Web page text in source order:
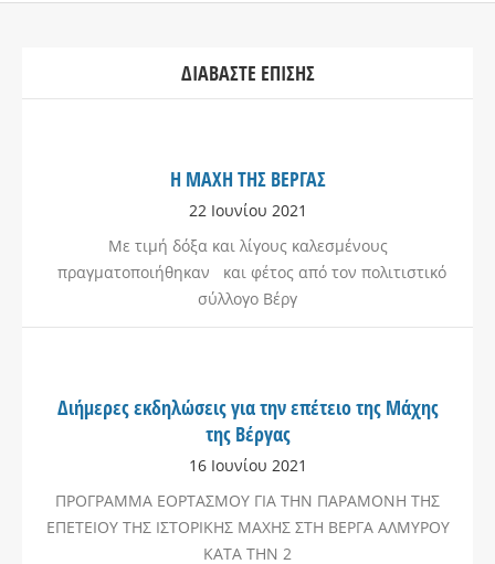
ΔΙΑΒΆΣΤΕ ΕΠΊΣΗΣ
Η ΜΑΧΗ ΤΗΣ ΒΕΡΓΑΣ
22 Ιουνίου 2021
Με τιμή δόξα και λίγους καλεσμένους
πραγματοποιήθηκαν και φέτος από τον πολιτιστικό
σύλλογο Βέργ
Διήμερες εκδηλώσεις για την επέτειο της Μάχης
της Βέργας
16 Ιουνίου 2021
ΠΡΟΓΡΑΜΜΑ ΕΟΡΤΑΣΜΟΥ ΓΙΑ ΤΗΝ ΠΑΡΑΜΟΝΗ ΤΗΣ
ΕΠΕΤΕΙΟΥ ΤΗΣ ΙΣΤΟΡΙΚΗΣ ΜΑΧΗΣ ΣΤΗ ΒΕΡΓΑ ΑΛΜΥΡΟΥ
ΚΑΤΑ ΤΗΝ 2